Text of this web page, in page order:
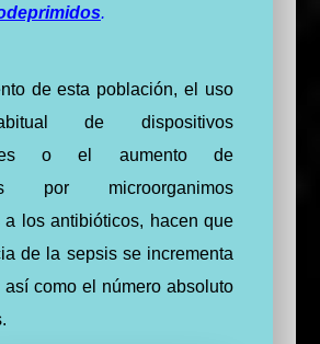
.
de esta población, el uso
de dispositivos
o el aumento de
por microorganimos
a los antibióticos, hacen que
de la sepsis se incrementa
así como el número absoluto